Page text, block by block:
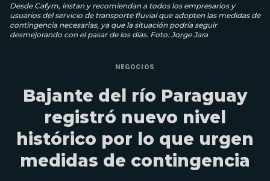
Desde Cafym, instan y recomiendan a todos los empresarios y
usuarios del servicio de transporte fluvial que adopten las medidas de
contingencia necesarias, ya que la situación podría seguir
desmejorando con el pasar de los días. Foto: Jorge Jara
NEGOCIOS
Bajante del río Paraguay
registró nuevo nivel
histórico por lo que urgen
medidas de contingencia